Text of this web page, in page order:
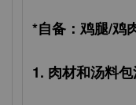
*自备：鸡腿/
1. 肉材和汤料包